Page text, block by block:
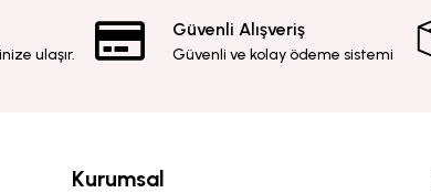
ulaşır.
Güvenli Alışveriş
Güvenli ve kolay ödeme sistemi
Kurumsal